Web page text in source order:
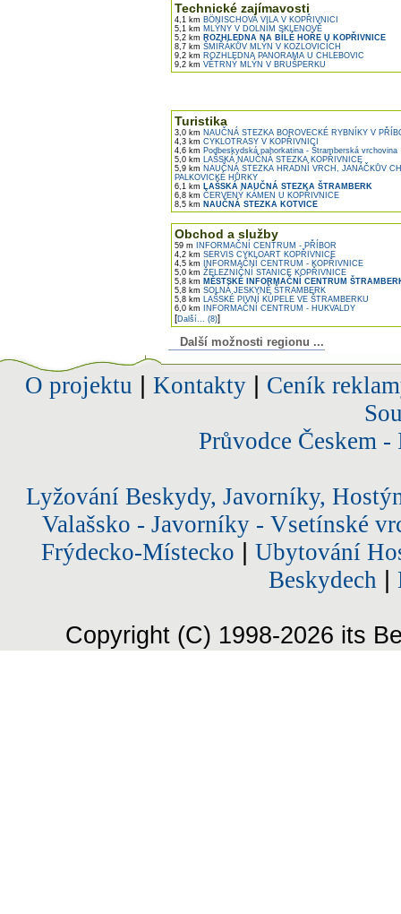
Technické zajímavosti
4,1 km BÖNISCHOVA VILA V KOPŘIVNICI
5,1 km MLÝNY V DOLNÍM SKLENOVĚ
5,2 km ROZHLEDNA NA BÍLÉ HOŘE U KOPŘIVNICE
8,7 km ŠMIŘÁKŮV MLÝN V KOZLOVICÍCH
9,2 km ROZHLEDNA PANORAMA U CHLEBOVIC
9,2 km VĚTRNÝ MLÝN V BRUŠPERKU
Turistika
3,0 km NAUČNÁ STEZKA BOROVECKÉ RYBNÍKY V
4,3 km CYKLOTRASY V KOPŘIVNICI
4,6 km Podbeskydská pahorkatina - Štramberská vrchovina
5,0 km LAŠSKÁ NAUČNÁ STEZKA KOPŘIVNICE
5,9 km NAUČNÁ STEZKA HRADNÍ VRCH, JANÁČKŮV
PALKOVICKÉ HŮRKY
6,1 km LAŠSKÁ NAUČNÁ STEZKA ŠTRAMBERK
6,8 km ČERVENÝ KÁMEN U KOPŘIVNICE
8,5 km NAUČNÁ STEZKA KOTVICE
Obchod a služby
59 m INFORMAČNÍ CENTRUM - PŘÍBOR
4,2 km SERVIS CYKLOART KOPŘIVNICE
4,5 km INFORMAČNÍ CENTRUM - KOPŘIVNICE
5,0 km ŽELEZNIČNÍ STANICE KOPŘIVNICE
5,8 km MĚSTSKÉ INFORMAČNÍ CENTRUM
5,8 km SOLNÁ JESKYNĚ ŠTRAMBERK
5,8 km LAŠSKÉ PIVNÍ KÚPELE VE ŠTRAMBERKU
6,0 km INFORMAČNÍ CENTRUM - HUKVALDY
[Další... (8)]
Další možnosti regionu ...
O projektu Kontakty| Ceník
Průvodce Českem
Lyžování Beskydy, Javorníky,
Valašsko - Javorníky - Vsetínské
Frýdecko-Místecko
Ubytování
Beskydech
Copyright (C) 1998-2026 its